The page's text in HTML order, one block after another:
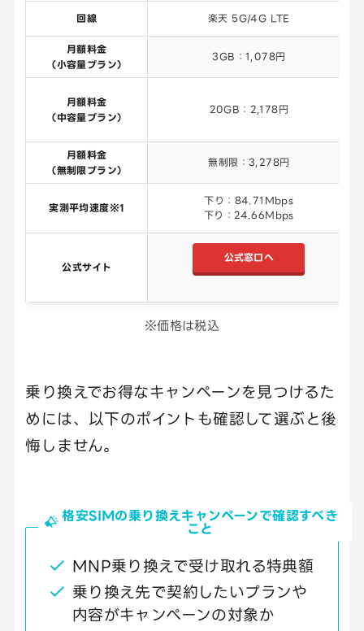
回線 楽天 5G/4G LTE
月額料金
（小容量プラン）
3GB：1,078円
月額料金
（中容量プラン）
20GB：2,178円
月額料金
（無制限プラン）
無制限：3,278円
実測平均速度※1
下り：84.71Mbps
下り：24.66Mbps
公式サイト
公式窓口へ
※価格は税込
乗り換えでお得なキャンペーンを見つけるた
めには、以下のポイントも確認して選ぶと後
悔しません。
格安SIMの乗り換えキャンペーンで確認すべき
こと
MNP乗り換えで受け取れる特典額
乗り換え先で契約したいプランや
内容がキャンペーンの対象か